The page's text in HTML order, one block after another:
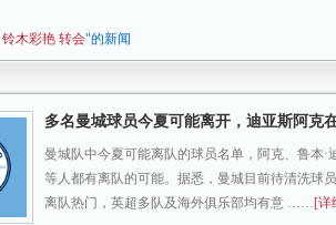
铃木彩艳 转会"的新闻
多名曼城球员今夏可能离开，迪亚斯阿克
曼城队中今夏可能离队的球员名单，阿克、鲁本·
等人都有离队的可能。据悉，曼城目前待清洗球
离队热门，英超多队及海外俱乐部均有意 ……[详